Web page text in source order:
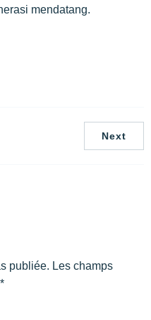
mendatang.
Next
publiée. Les champs
*